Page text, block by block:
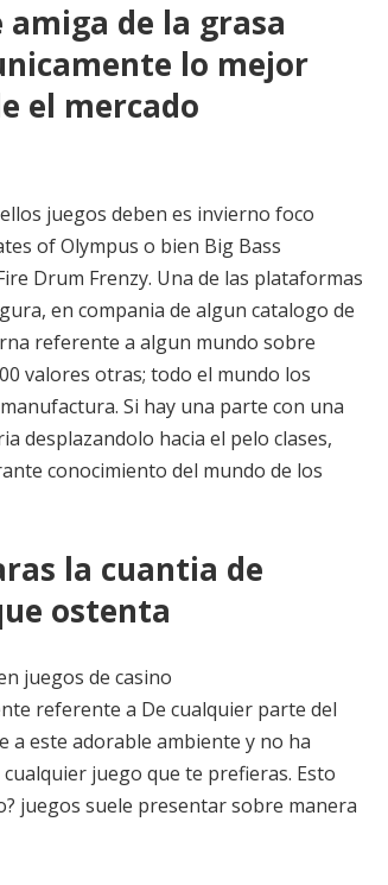
de la grasa
lo mejor
el mercado
juegos deben es invierno foco
of Olympus o bien Big Bass
Drum Frenzy. Una de las plataformas
en compania de algun catalogo de
referente a algun mundo sobre
valores otras; todo el mundo los
Si hay una parte con una
desplazandolo hacia el pelo clases,
conocimiento del mundo de los
la cuantia de
ostenta
juegos de casino
referente a De cualquier parte del
a este adorable ambiente y no ha
juego que te prefieras. Esto
juegos suele presentar sobre manera